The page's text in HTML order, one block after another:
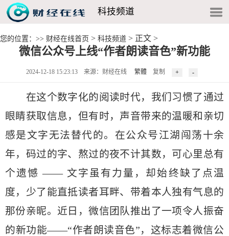
科技频道
您的位置：>> 财经在线首页 > 科技频道 > 正文 >
微信公众号上线“作者朗读音色”新功能
2024-12-18 15:23:13 来源：财经在线 繁體 复制
在这个数字化的阅读时代，我们习惯了通过
眼睛获取信息，但有时，声音带来的温暖和亲切
感是文字无法替代的。在公众号江湖闯荡十余
年，码过的字、熬过的夜不计其数，可心里总有
个遗憾 —— 文字虽有力量，却始终缺了点温
度，少了能直抵读者耳畔、带着本人独有气息的
那份亲昵。近日，微信团队推出了一项令人振奋
的新功能——“作者朗读音色”，这标志着微信公